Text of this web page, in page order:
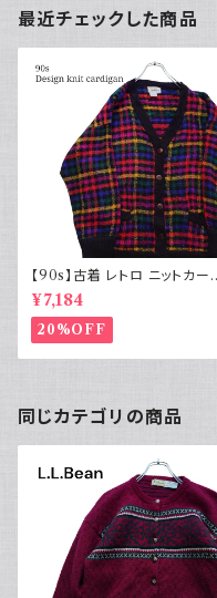
最近チェックした商品
【90s】古着 レトロ ニットカー
ィガン チェック レディース古着
アクリル Hasting Smith
¥7,184
20%OFF
同じカテゴリの商品